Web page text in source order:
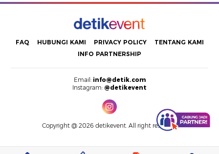
FAQ HUBUNGI KAMI PRIVACY POLICY
TENTANG KAMI
INFO PARTNERSHIP
Email: info@detik.com
Instagram: @detikevent
Copyright @ 2026 detikevent. All right reserved.